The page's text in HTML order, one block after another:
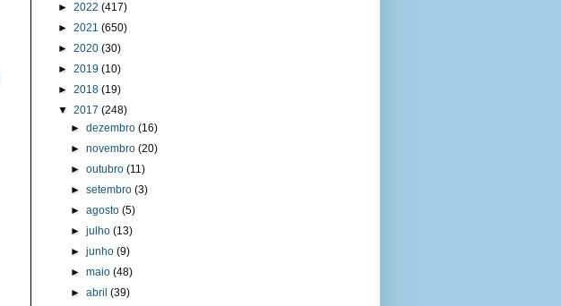
► 2022 (417)
► 2021 (650)
► 2020 (30)
► 2019 (10)
► 2018 (19)
▼ 2017 (248)
►dezembro(16)
►novembro(20)
►outubro(11)
►setembro(3)
►agosto(5)
►julho(13)
►junho(9)
►maio(48)
►abril(39)